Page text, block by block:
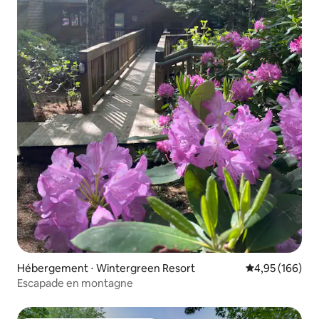
Hébergement ⋅ Wintergreen Resort Évaluation
4,95 (166)
Escapade en montagne